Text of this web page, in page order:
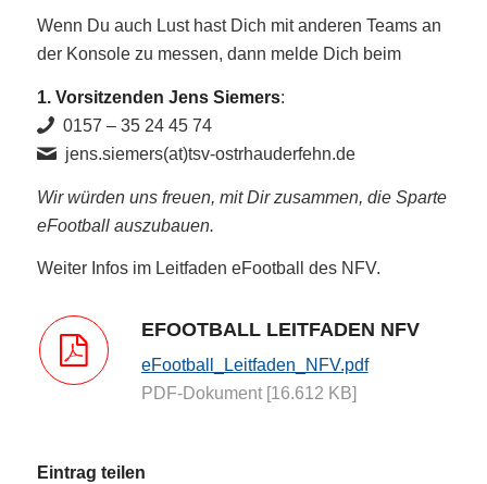
Wenn Du auch Lust hast Dich mit anderen Teams an
der Konsole zu messen, dann melde Dich beim
1. Vorsitzenden Jens Siemers:
0157 – 35 24 45 74
jens.siemers(at)tsv-ostrhauderfehn.de
Wir würden uns freuen, mit Dir zusammen, die Sparte
eFootball auszubauen.
Weiter Infos im Leitfaden eFootball des NFV.
EFOOTBALL LEITFADEN NFV
eFootball_Leitfaden_NFV.pdf
PDF-Dokument [16.612 KB]
Eintrag teilen